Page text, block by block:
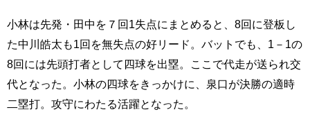
小林は先発・田中を７回1失点にまとめると、8回に登板し
た中川皓太も1回を無失点の好リード。バットでも、1－1の
8回には先頭打者として四球を出塁。ここで代走が送られ交
代となった。小林の四球をきっかけに、泉口が決勝の適時
二塁打。攻守にわたる活躍となった。